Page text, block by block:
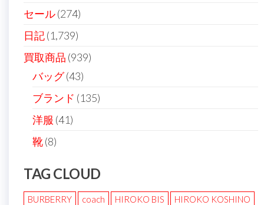
セール(274)
日記(1,739)
買取商品 (939)
バッグ(43)
ブランド (135)
洋服 (41)
靴(8)
TAG CLOUD
BURBERRY coach HIROKO BIS
HIROKO KOSHINO